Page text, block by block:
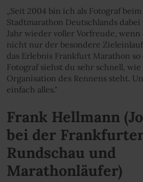
„Seit 2004 bin ich als Fotograf
Stadtmarathon Deutschlands
Jahr wieder voller Vorfreude, wenn
nicht nur der besondere
das Erlebnis Frankfurt Marathon
Fotograf siehst du sehr schnell, wie
Organisation des Rennens steht.
einfach alles."
Frank Hellmann
bei der
Rundschau und
Marathonläufer)